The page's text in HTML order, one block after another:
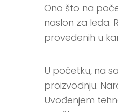
Ono što na
naslon za leđa.
provedenih u
U početku, na
proizvodnju.
Uvođenjem